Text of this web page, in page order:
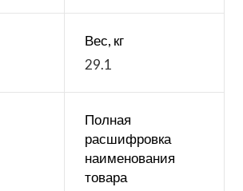
Вес, кг
29.1
Полная
расшифровка
наименования
товара